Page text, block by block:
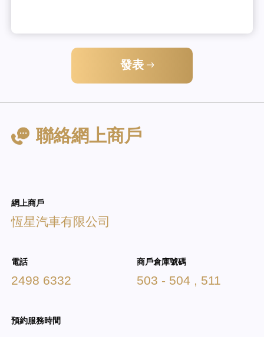
發表
聯絡網上商戶
網上商戶
恆星汽車有限公司
電話
2498 6332
商戶倉庫號碼
503 - 504 , 511
預約服務時間